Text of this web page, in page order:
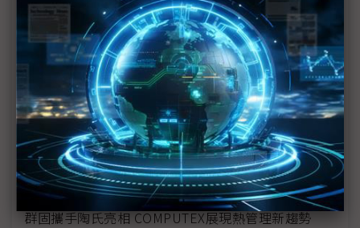
COMPUTEX看見儲存新未來 江波龍以創新技術重塑
AI終端架構
DEEPX致力於為邊緣運算提供高效能、低成本的AI晶
片解決方案
iMin AI POS啟動 Swan 2 Pro開創智慧零售新世代
迎向AI時代儲存解決方案 宇瞻COMPUTEX全亮相
群固攜手陶氏亮相 COMPUTEX展現熱管理新趨勢